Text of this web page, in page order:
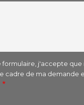
formulaire, j'accepte
cadre de ma demande